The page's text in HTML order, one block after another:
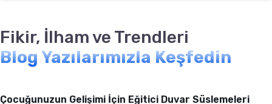
Fikir, İlham ve Trendleri
Blog Yazılarımızla Keşfedin
Çocuğunuzun Gelişimi İçin Eğitici Duvar Süslemeleri